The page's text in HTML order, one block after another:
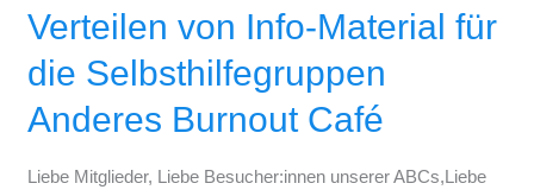
Verteilen von Info-Material für
die Selbsthilfegruppen
Anderes Burnout Café
Liebe Mitglieder, Liebe Besucher:innen unserer ABCs,Liebe
Info-
für
die
Anderes